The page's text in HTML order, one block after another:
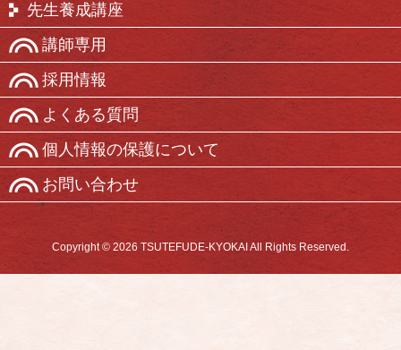
先生養成講座
講師専用
採用情報
よくある質問
個人情報の保護について
お問い合わせ
Copyright © 2026 TSUTEFUDE-KYOKAI All Rights Reserved.